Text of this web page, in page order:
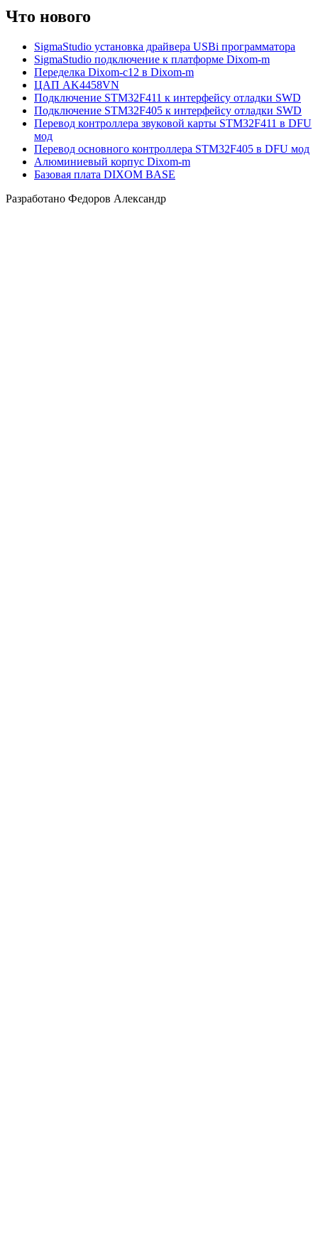
Что нового
SigmaStudio установка драйвера USBi программатора
SigmaStudio подключение к платформе Dixom-m
Переделка Dixom-c12 в Dixom-m
ЦАП AK4458VN
Подключение STM32F411 к интерфейсу отладки SWD
Подключение STM32F405 к интерфейсу отладки SWD
Перевод контроллера звуковой карты STM32F411 в DFU
мод
Перевод основного контроллера STM32F405 в DFU мод
Алюминиевый корпус Dixom-m
Базовая плата DIXOM BASE
Разработано Федоров Александр